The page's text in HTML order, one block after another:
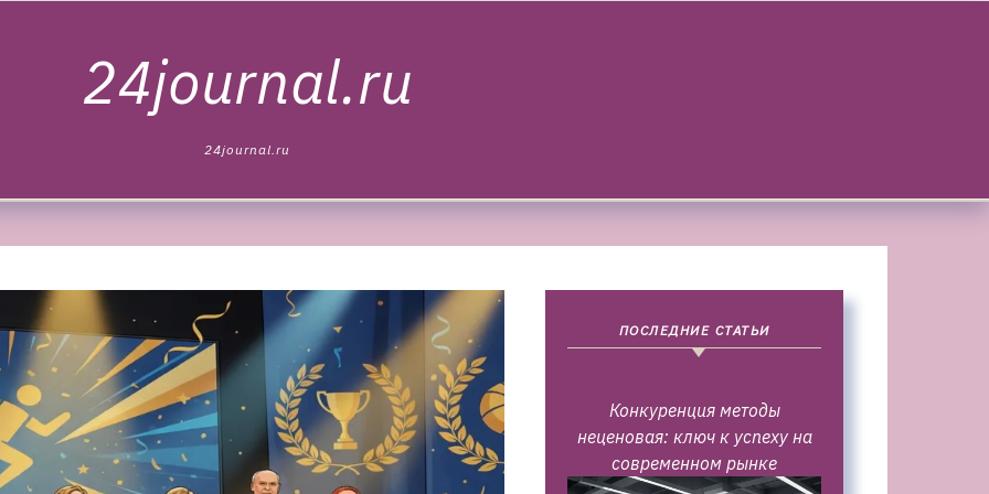
24journal.ru
24journal.ru
ПОСЛЕДНИЕ СТАТЬИ
Конкуренция методы
неценовая: ключ к успеху на
современном рынке